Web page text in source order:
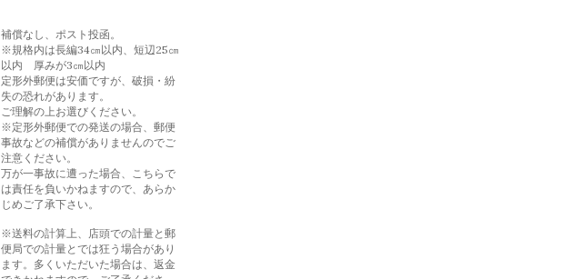
補償なし、ポスト投函。
※規格内は長編34㎝以内、短辺25㎝
以内 厚みが3㎝以内
定形外郵便は安価ですが、破損・紛
失の恐れがあります。
ご理解の上お選びください。
※定形外郵便での発送の場合、郵便
事故などの補償がありませんのでご
注意ください。
万が一事故に遭った場合、こちらで
は責任を負いかねますので、あらか
じめご了承下さい。
※送料の計算上、店頭での計量と郵
便局での計量とでは狂う場合があり
ます。多くいただいた場合は、返金